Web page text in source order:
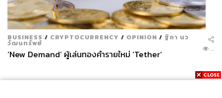
BUSINESS / CRYPTOCURRENCY / OPINION / ฐิภา นว
วัฒนทรัพย์
‘New Demand’ ผู้เล่นทองคำรายใหม่ ‘Tether’ ...